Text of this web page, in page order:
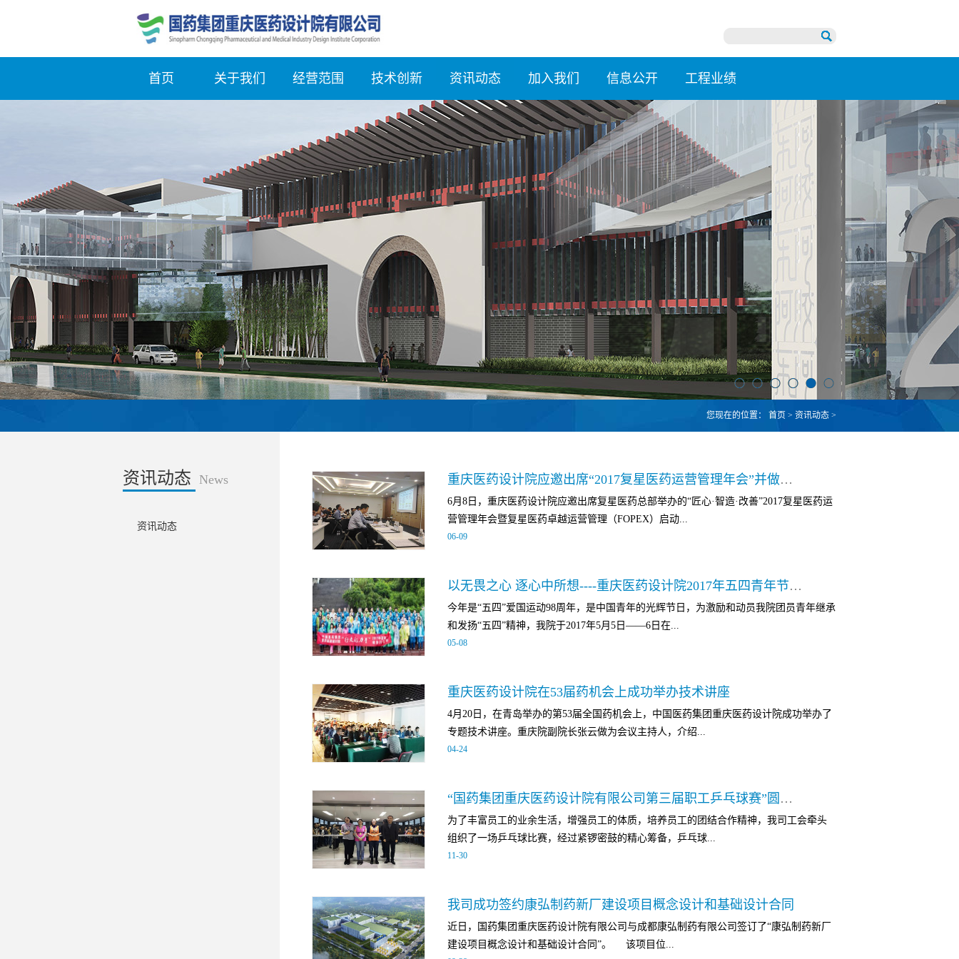
首页 关于我们 经营范围 技术创新 资讯动态 加入我们 信息公开 工程业绩
资讯动态 News
资讯动态
您现在的位置： 首页 > 资讯动态 >
重庆医药设计院应邀出席“2017复星医药运营管理年会”并做专题讲座
6月8日，重庆医药设计院应邀出席复星医药总部举办的“匠心·智造·改善”2017复星医药运
营管理年会暨复星医药卓越运营管理（FOPEX）启动...
域的运营管理工作成果，并对未来的工作提出战略方向与思考，会议也为复星医药卓越
运营FOPEX落实于运营管理的方方面面提出有益的思考，指明方向。复星医药董事长陈
启宇，复星医药总裁兼CEO吴以芳，复星集团安全质量环保监察部总经理张国宏等复星
集团领导，以及相关政府及行业嘉宾出席了此次会议。 在会议上，重庆医药设计院谭世
发展趋势、项目整体设计思路、方法与理念；BIM设计对设计、建造、管理运行的作用和
优势；如何在制药企业构建COMOS系统等内容与复星医药领导及专家进行了深入交流和
分享，受到与会人员的高度评价。作为复星医药的战略合作伙伴，重庆医药设计院将以
更加专业的工程技术服务能力，持续深入的为复星医药提供优质卓越的工程技术服务，
06-09
以无畏之心 逐心中所想----重庆医药设计院2017年五四青年节活动
今年是“五四”爱国运动98周年，是中国青年的光辉节日，为激励和动员我院团员青年继承
和发扬“五四”精神，我院于2017年5月5日——6日在...
会和“行走的力量”健步行两个活动，我院班子成员、中层以上管理人员和近60名青年职工
参加了本次活动。在5月5日举行的五四表彰总结暨青年座谈会上，团委书记杨兆鹏总结
了团委2016年开展的活动，并宣读了关于我院2016年度五四表彰的决定。谢院长、张院
长为受表彰员工颁发了荣誉证书，并鼓励广大青年员工要以先进为榜样，立足本职，勇
人员分为8个小组，8个人一组，在各组充分讨论提议后，谢院长最终提取“我院青年员工
该怎样成长”及“现在的薪酬体系是否合理”作为本次讨论议题。接下来，每组共进行了三
次讨论，将自己的意见与不同的人交流分享， 进行头脑风暴。在三轮讨论结束后，每组
派一名组员上台宣讲本组的讨论提案。整个过程中大家积极发言气氛活跃，情绪非常高
谢院长在发言中说到，我...
05-08
重庆医药设计院在53届药机会上成功举办技术讲座
4月20日，在青岛举办的第53届全国药机会上，中国医药集团重庆医药设计院成功举办了
专题技术讲座。重庆院副院长张云做为会议主持人，介绍...
新等方面的探索和总结进行了介绍。重庆院造价中心主任李志良、项目经理汪国伟分别
以《制药工程建设费用控制关注要点》、《多功能原料药车间工程设计思路探讨》两个
主题，就制药工程建设费用控制、多功能原料药车间设计等方面进行了详细的阐述。重
庆医药设计院围绕主题，与到会的百余名制药企业、设备厂商、行业相关科研、设计、
人员一起收集医药工程设计中的不足，交流意见，讨论发展趋势，收获颇丰。重庆医药
设计院将在今后的工作中，继续坚持以技术发展为核心，坚持技术推广模式，为广大医
药企业提供更加专业化、系统化的技术服务。
04-24
“国药集团重庆医药设计院有限公司第三届职工乒乓球赛”圆满结束
为了丰富员工的业余生活，增强员工的体质，培养员工的团结合作精神，我司工会牵头
组织了一场乒乓球比赛，经过紧锣密鼓的精心筹备，乒乓球...
用工程队、土建队、工艺队及其他所有部门组成的院联队。本次球赛赛制为小组循环赛
及其决赛和个人赛及其决赛。在小组循环赛中排名前两名的队伍进行冠亚军决赛、后两
名的队伍进行三四名决赛。每场比赛包括男单、女单、男双、女双和混双五场。在小组
11-30
我司成功签约康弘制药新厂建设项目概念设计和基础设计合同
近日，国药集团重庆医药设计院有限公司与成都康弘制药有限公司签订了“康弘制药新厂
建设项目概念设计和基础设计合同”。 该项目位...